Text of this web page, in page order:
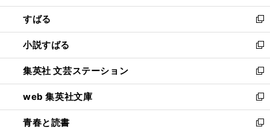
開
く
ウ
で
開
く
ン
ド
ウ
で
開
く
すばる
新
し
い
ウ
ィ
ン
ド
ウ
で
小説すばる
新
し
い
ウ
ィ
ン
ド
集英社 文芸ステーション
新
し
い
ウ
ィ
web 集英社文庫
新
し
い
青春と読書
新